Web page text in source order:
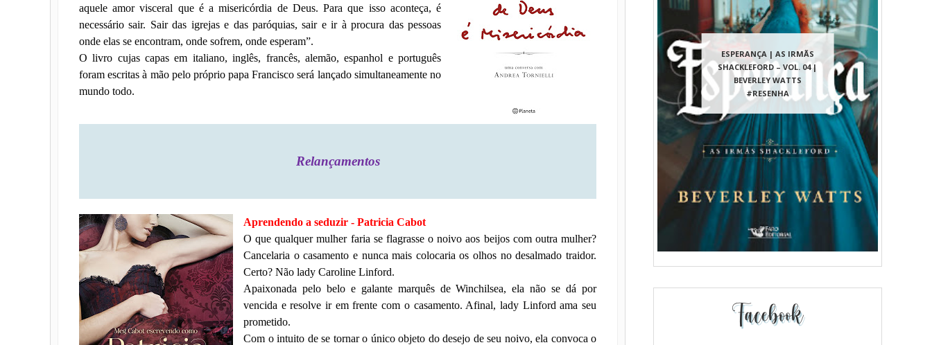
aquele amor visceral que é a misericórdia de Deus. Para que isso aconteça, é
necessário sair. Sair das igrejas e das paróquias, sair e ir à procura das pessoas
onde elas se encontram, onde sofrem, onde esperam”.
O livro cujas capas em italiano, inglês, francês, alemão, espanhol e português
foram escritas à mão pelo próprio papa Francisco será lançado simultaneamente no
mundo todo.
Relançamentos
Aprendendo a seduzir - Patricia Cabot
O que qualquer mulher faria se flagrasse o noivo aos beijos com outra mulher?
Cancelaria o casamento e nunca mais colocaria os olhos no desalmado traidor.
Certo? Não lady Caroline Linford.
Apaixonada pelo belo e galante marquês de Winchilsea, ela não se dá por
vencida e resolve ir em frente com o casamento. Afinal, lady Linford ama seu
prometido.
Com o intuito de se tornar o único objeto do desejo de seu noivo, ela convoca o
ESPERANÇA | AS IRMÃS
SHACKLEFORD – VOL. 04 |
BEVERLEY WATTS
#RESENHA
Facebook